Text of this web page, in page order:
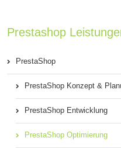
Prestashop
PrestaShop
PrestaShop Konzept &
PrestaShop Entwicklung
PrestaShop Optimierung